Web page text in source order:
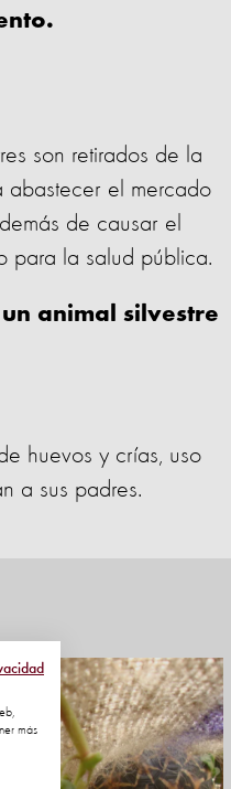
son retirados de la
abastecer el mercado
de causar el
para la salud pública.
animal silvestre
huevos y crías, uso
a sus padres.
más